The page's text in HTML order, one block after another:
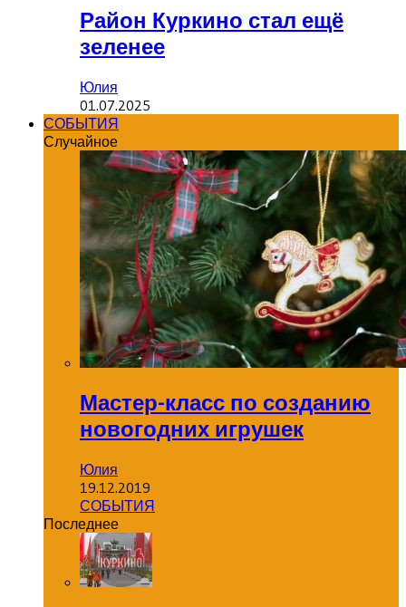
Район Куркино стал ещё
зеленее
Юлия
01.07.2025
СОБЫТИЯ
Случайное
Мастер-класс по созданию
новогодних игрушек
Юлия
19.12.2019
СОБЫТИЯ
Последнее